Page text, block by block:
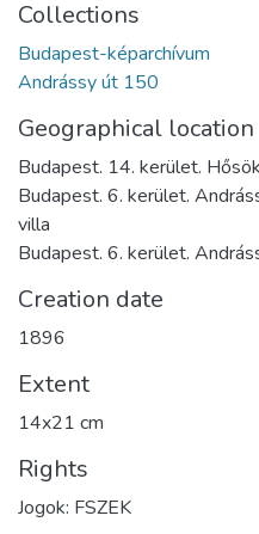
Collections
Budapest-képarchívum
Andrássy út 150
Geographical location
Budapest. 14. kerület.
Budapest. 6. kerület.
villa
Budapest. 6. kerület.
Creation date
1896
Extent
14x21 cm
Rights
Jogok: FSZEK